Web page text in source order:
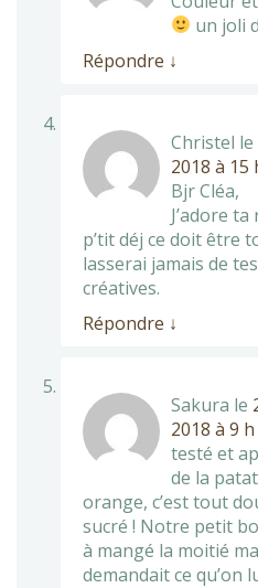
un joli
Répondre ↓
Christel le
2018 à 15
Bjr Cléa,
J’adore
p’tit déj ce doit être
lasserai jamais de
créatives.
Répondre ↓
Sakura le
2018 à 9
testé et
de la
orange, c’est tout
sucré ! Notre petit
à mangé la moitié
demandait ce qu’on